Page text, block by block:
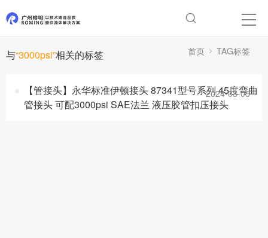
与“3000psi”相关的标签 首页 TAG标签
【管接头】永华标准伊顿接头 87341型号系列 45度弯曲
管接头 可配3000psi SAE法兰 液压胶管扣压接头
2024-08-05